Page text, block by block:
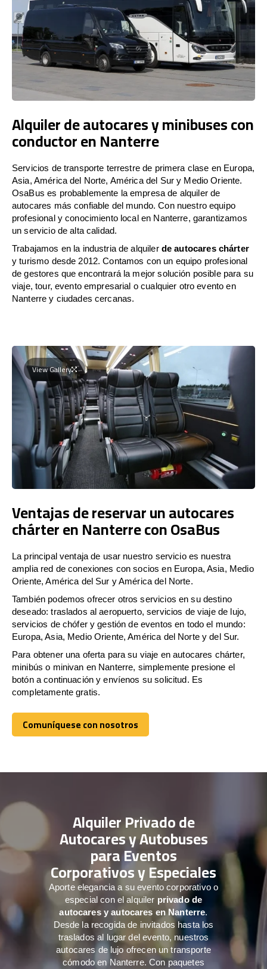
Alquiler de autocares y minibuses con
conductor en Nanterre
Servicios de transporte terrestre de primera clase en Europa,
Asia, América del Norte, América del Sur y Medio Oriente.
OsaBus es probablemente la empresa de alquiler de
autocares más confiable del mundo. Con nuestro equipo
profesional y conocimiento local en Nanterre, garantizamos
un servicio de alta calidad.
Trabajamos en la industria de alquiler de autocares chárter
y turismo desde 2012. Contamos con un equipo profesional
de gestores que encontrará la mejor solución posible para su
viaje, tour, evento empresarial o cualquier otro evento en
Nanterre y ciudades cercanas.
View Gallery
Ventajas de reservar un autocares
chárter en Nanterre con OsaBus
La principal ventaja de usar nuestro servicio es nuestra
amplia red de conexiones con socios en Europa, Asia, Medio
Oriente, América del Sur y América del Norte.
También podemos ofrecer otros servicios en su destino
deseado: traslados al aeropuerto, servicios de viaje de lujo,
servicios de chófer y gestión de eventos en todo el mundo:
Europa, Asia, Medio Oriente, América del Norte y del Sur.
Para obtener una oferta para su viaje en autocares chárter,
minibús o minivan en Nanterre, simplemente presione el
botón a continuación y envíenos su solicitud. Es
completamente gratis.
Comuníquese con nosotros
Comuníquese con nosotros
Alquiler Privado de
Autocares y Autobuses
para Eventos
Corporativos y Especiales
Aporte elegancia a su evento corporativo o
especial con el alquiler privado de
autocares y autocares en Nanterre.
Desde la recogida de invitados hasta los
traslados al lugar del evento, nuestros
autocares de lujo ofrecen un transporte
cómodo en Nanterre. Con paquetes